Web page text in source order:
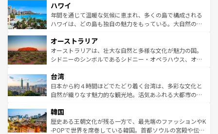
ば市内交通費無料で観光を楽しむこともできる。 なお、新
着のスイス情報はコンテンツ一覧 を参照してほしい。
のような巨大都市は、観光、ショッピング、エンターテイ
ンメントが詰まった刺激的なスポットだ。一方、アメリカ
西部には大自然が広がり、グランドキャニオンやイエロー
部のニューオーリンズでは、音楽と美食が融合した独特の
文化が魅力。旅行者はアメリカの各地域で異なる魅力を楽
しみながら、その多様性と豊かな歴史を感じることができ
ならではの贅沢な旅のスタイルだ。 なお、新着のアメリカ
情報はコンテンツ一覧を参照してほしい。
ハワイ
年間を通じて温暖な気候に恵まれ、多くの島で構成される
ハワイは、どの島も独自の魅力をもっている。大自然の神
ワイ島は見逃せない。また、定番の観光地といえばオアフ
島だが、静かな自然を求めるならマウイ島やカウアイ島が
おすすめ。エメラルドグリーンに輝く海をはじめ、豊かな
れるおもてなしの心で訪れる人々を迎えてくれるハワイの
人々、おいしいローカルフードやハワイアンミュージッ
ク、伝統的なフラダンスなど、すべてがハワイの魅力を彩
ワイを、存分に味わってほしい。 なお、新着のハワイ情報
はコンテンツ一覧を参照してほしい。
オーストラリア
オーストラリアは、壮大な自然と多様な文化が魅力の国。
シドニーのシンボルであるシドニー・オペラハウス、オー
リアリーフや大陸中央部にそびえるウルル（エアーズロッ
ク）、タスマニアの美しい原生林やケアンズの熱帯雨林な
ど、見どころがたくさん。また、カフェやワイン、オージ
いる。アクティビティも充実しており、サーフィンやダイ
ビング、ハイキングなど、アウトドア好きにはたまらな
い。オーストラリアの多彩な魅力を存分に味わいつくそ
台湾
日本から約４時間ほどでたどり着く台湾は、多彩な文化と
自然が織りなす魅力的な観光地。活気あふれる大都市の台
ン）、静ひつな山岳地帯である台湾東部など、都市の喧騒
と山間の静けさが共存しており、訪れる人に新しい発見と
驚きをもたらしてくれる。また、奥深い台湾の食文化も魅
韓国
歴史ある王朝文化が残る一方で、最先端のファッションやK
-POPで世界を席巻している韓国。首都ソウルの宮殿や伝統